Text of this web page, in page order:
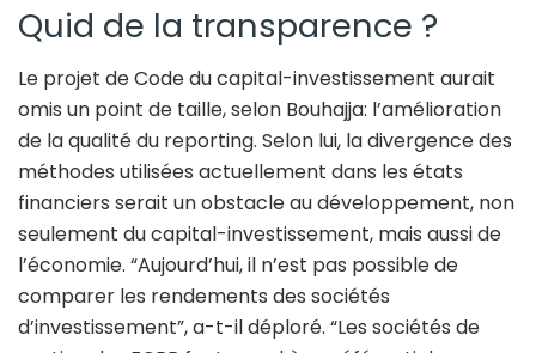
Quid de la transparence ?
Le projet de Code du capital-investissement aurait
omis un point de taille, selon Bouhajja: l’amélioration
de la qualité du reporting. Selon lui, la divergence des
méthodes utilisées actuellement dans les états
financiers serait un obstacle au développement, non
seulement du capital-investissement, mais aussi de
l’économie. “Aujourd’hui, il n’est pas possible de
comparer les rendements des sociétés
d’investissement”, a-t-il déploré. “Les sociétés de